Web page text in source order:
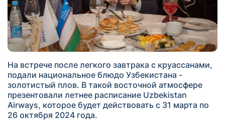
На встрече после легкого завтрака с круассанами,
подали национальное блюдо Узбекистана -
золотистый плов. В такой восточной атмосфере
презентовали летнее расписание Uzbekistan
Airways, которое будет действовать с 31 марта по
26 октября 2024 года.